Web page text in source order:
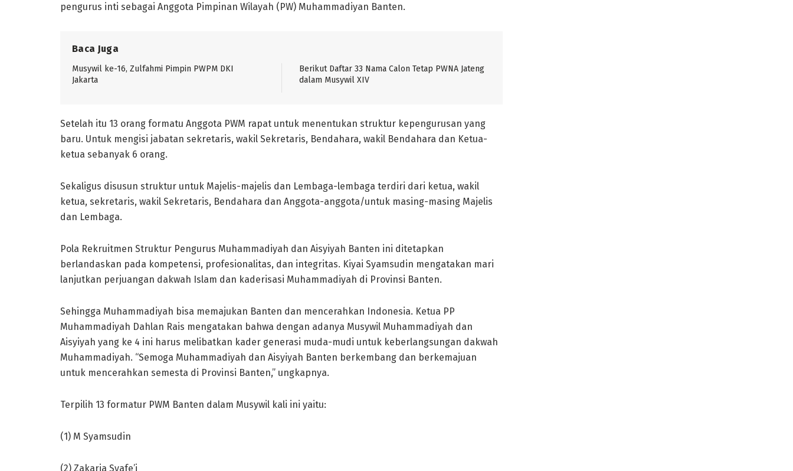
pengurus inti sebagai Anggota Pimpinan Wilayah (PW) Muhammadiyan Banten.
Baca Juga
Musywil ke-16, Zulfahmi Pimpin PWPM DKI
Jakarta
Berikut Daftar 33 Nama Calon Tetap PWNA Jateng
dalam Musywil XIV
Setelah itu 13 orang formatu Anggota PWM rapat untuk menentukan struktur kepengurusan yang
baru. Untuk mengisi jabatan sekretaris, wakil Sekretaris, Bendahara, wakil Bendahara dan Ketua-
ketua sebanyak 6 orang.
Sekaligus disusun struktur untuk Majelis-majelis dan Lembaga-lembaga terdiri dari ketua, wakil
ketua, sekretaris, wakil Sekretaris, Bendahara dan Anggota-anggota/untuk masing-masing Majelis
dan Lembaga.
Pola Rekruitmen Struktur Pengurus Muhammadiyah dan Aisyiyah Banten ini ditetapkan
berlandaskan pada kompetensi, profesionalitas, dan integritas. Kiyai Syamsudin mengatakan mari
lanjutkan perjuangan dakwah Islam dan kaderisasi Muhammadiyah di Provinsi Banten.
Sehingga Muhammadiyah bisa memajukan Banten dan mencerahkan Indonesia. Ketua PP
Muhammadiyah Dahlan Rais mengatakan bahwa dengan adanya Musywil Muhammadiyah dan
Aisyiyah yang ke 4 ini harus melibatkan kader generasi muda-mudi untuk keberlangsungan dakwah
Muhammadiyah. “Semoga Muhammadiyah dan Aisyiyah Banten berkembang dan berkemajuan
untuk mencerahkan semesta di Provinsi Banten,” ungkapnya.
Terpilih 13 formatur PWM Banten dalam Musywil kali ini yaitu:
(1) M Syamsudin
(2) Zakaria Syafe’i